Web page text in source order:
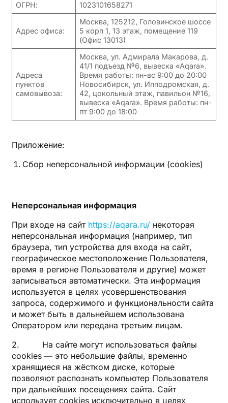
ОГРН:
1023101658271
Адрес офиса:
Москва, 125212, Головинское шоссе
5 корп 1, 13 этаж, помещение 119
(Офис 13013)
Адреса
пунктов
самовывоза:
Москва, ул. Адмирала Макарова, д.
41/1 подъезд №6, вывеска «Aqara».
Время работы: пн-вс 9:00 до 20:00
Новосибирск, ул. Ипподромская, д.
42, цокольный этаж, павильон №16,
вывеска «Aqara». Время работы: пн-
пт 9:00 до 18:00
Приложение:
Сбор неперсональной информации (cookies)
Неперсональная информация
При входе на сайт https://aqara.ru/ некоторая
неперсональная информация (например, тип
браузера, тип устройства для входа на сайт,
географическое местоположение Пользователя,
время в регионе Пользователя и другие) может
записываться автоматически. Эта информация
используется в целях усовершенствования
запроса, содержимого и функциональности сайта
и может быть в дальнейшем использована
Оператором или передана третьим лицам.
2. На сайте могут использоваться файлы
cookies — это небольшие файлы, временно
хранящиеся на жёстком диске, которые
позволяют распознать компьютер Пользователя
при дальнейших посещениях сайта. Сайт
использует cookies исключительно в целях